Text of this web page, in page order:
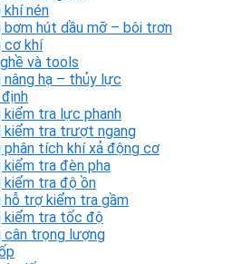
nén
bơm hút dầu mỡ – bôi trơn
cơ khí
và tools
hạ – thủy lực
kiểm tra lực phanh
kiểm tra trượt ngang
phân tích khí xả động cơ
kiểm tra đèn pha
kiểm tra độ ồn
hỗ trợ kiểm tra gầm
kiểm tra tốc độ
cân trọng lượng